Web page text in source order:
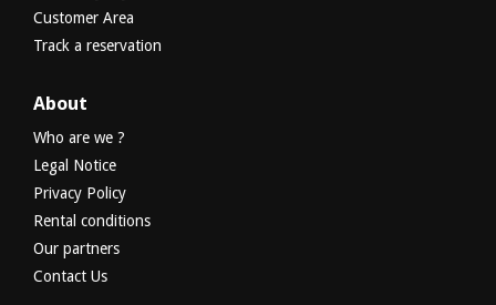
Customer Area
Track a reservation
About
Who are we ?
Legal Notice
Privacy Policy
Rental conditions
Our partners
Contact Us